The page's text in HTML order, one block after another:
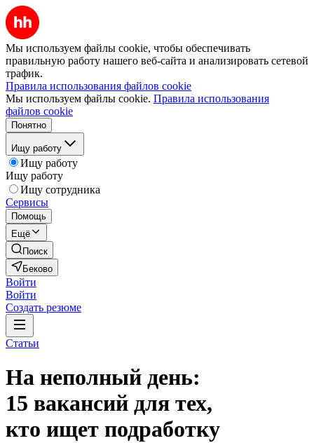
Мы используем файлы cookie, чтобы обеспечивать
правильную работу нашего веб-сайта и анализировать сетевой
трафик.
Правила использования файлов cookie
Мы используем файлы cookie. Правила использования
файлов cookie
Понятно
Ищу работу
Ищу работу
Ищу работу
Ищу сотрудника
Сервисы
Помощь
Ещё
Поиск
Беково
Войти
Войти
Создать резюме
Статьи
На неполный день:
15 вакансий для тех,
кто ищет подработку